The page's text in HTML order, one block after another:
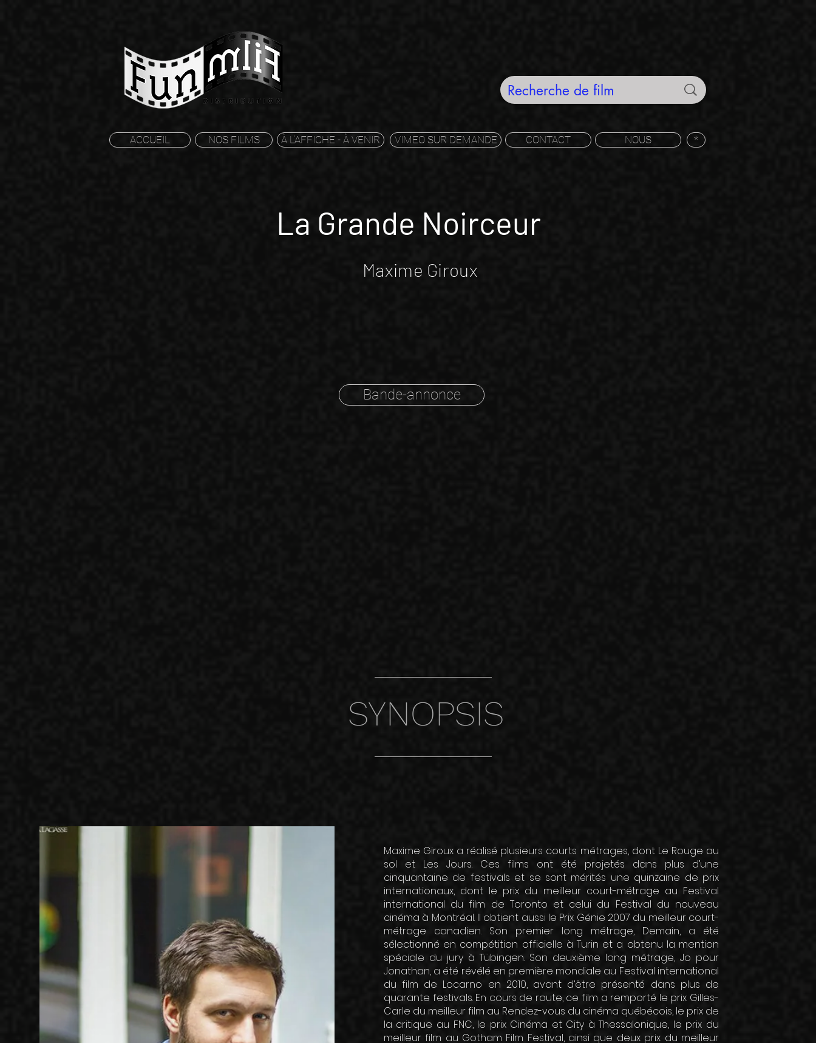
ACCUEIL NOS FILMS À L'AFFICHE - À VENIR VIMEO SUR DEMANDE CONTACT NOUS *
La Grande Noirceur
Maxime Giroux
Bande-annonce
SYNOPSIS
Maxime Giroux a réalisé plusieurs courts métrages, dont Le Rouge au
sol et Les Jours. Ces films ont été projetés dans plus d’une
cinquantaine de festivals et se sont mérités une quinzaine de prix
internationaux, dont le prix du meilleur court-métrage au Festival
international du film de Toronto et celui du Festival du nouveau
cinéma à Montréal. Il obtient aussi le Prix Génie 2007 du meilleur court-
métrage canadien. Son premier long métrage, Demain, a été
sélectionné en compétition officielle à Turin et a obtenu la mention
spéciale du jury à Tübingen. Son deuxième long métrage, Jo pour
Jonathan, a été révélé en première mondiale au Festival international
du film de Locarno en 2010, avant d’être présenté dans plus de
quarante festivals. En cours de route, ce film a remporté le prix Gilles-
Carle du meilleur film au Rendez-vous du cinéma québécois, le prix de
la critique au FNC, le prix Cinéma et City à Thessalonique, le prix du
meilleur film au Gotham Film Festival, ainsi que deux prix du meilleur